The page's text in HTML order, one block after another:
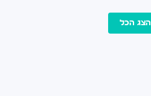
הצג הכל